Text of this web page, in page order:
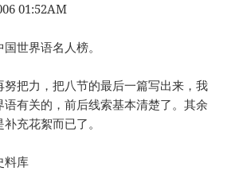
01:52AM
世界语名人榜。
努把力，把八节的最后一篇写出来，我
语有关的，前后线索基本清楚了。其余
充花絮而已了。
料库